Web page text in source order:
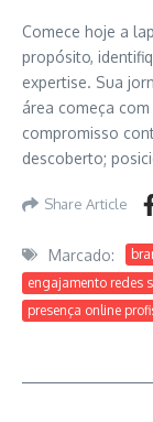
Comece hoje a
propósito,
expertise. Sua
área começa
compromisso
descoberto;
Share Article
Marcado:
engajamento redes
presença online